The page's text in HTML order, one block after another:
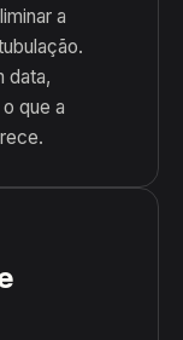
a
data,
que a